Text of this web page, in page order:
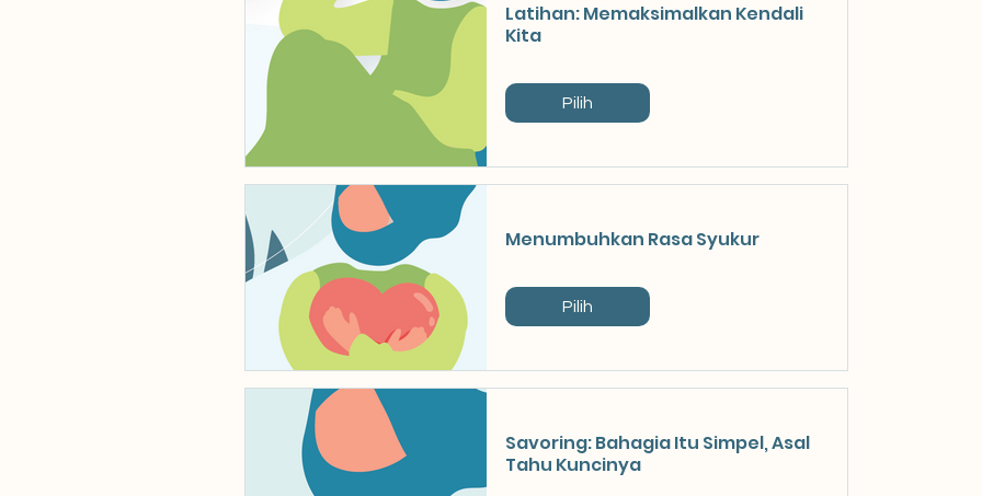
Latihan: Memaksimalkan Kendali
Kita
Pilih
Menumbuhkan Rasa Syukur
Pilih
Savoring: Bahagia Itu Simpel, Asal
Tahu Kuncinya